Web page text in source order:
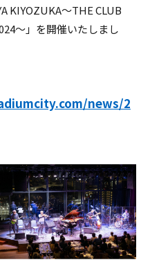
KIYOZUKA～THE CLUB
～」を開催いたしまし
news/2